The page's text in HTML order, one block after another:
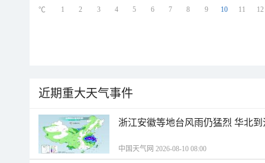
1 2 3 4 5 6 7 8 9 10 11 12
℃
近期重大天气事件
浙江安徽等地台风雨仍猛烈 华北
中国天气网 2026-08-10 08:00